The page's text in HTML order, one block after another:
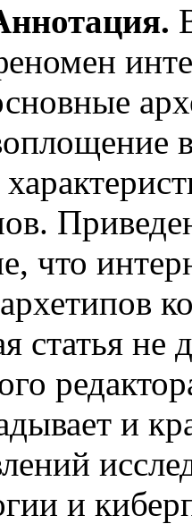
что
статья не
и
и